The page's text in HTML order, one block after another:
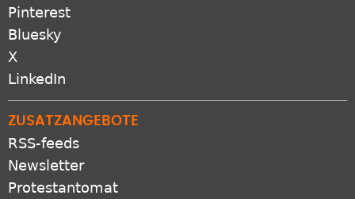
Pinterest
Bluesky
X
LinkedIn
ZUSATZANGEBOTE
RSS-feeds
Newsletter
Protestantomat